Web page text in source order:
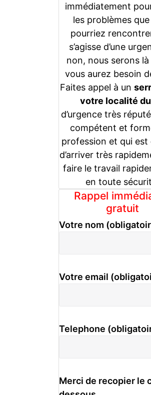
immédiatement
les problèmes
pourriez
s’agisse d’une
non, nous serons
vous aurez besoin
Faites appel à un
votre localité
d’urgence très
compétent et
profession et qui est
d’arriver très
faire le travail
en toute
Rappel
gratuit
Votre nom
Votre email
Telephone
Merci de recopier le